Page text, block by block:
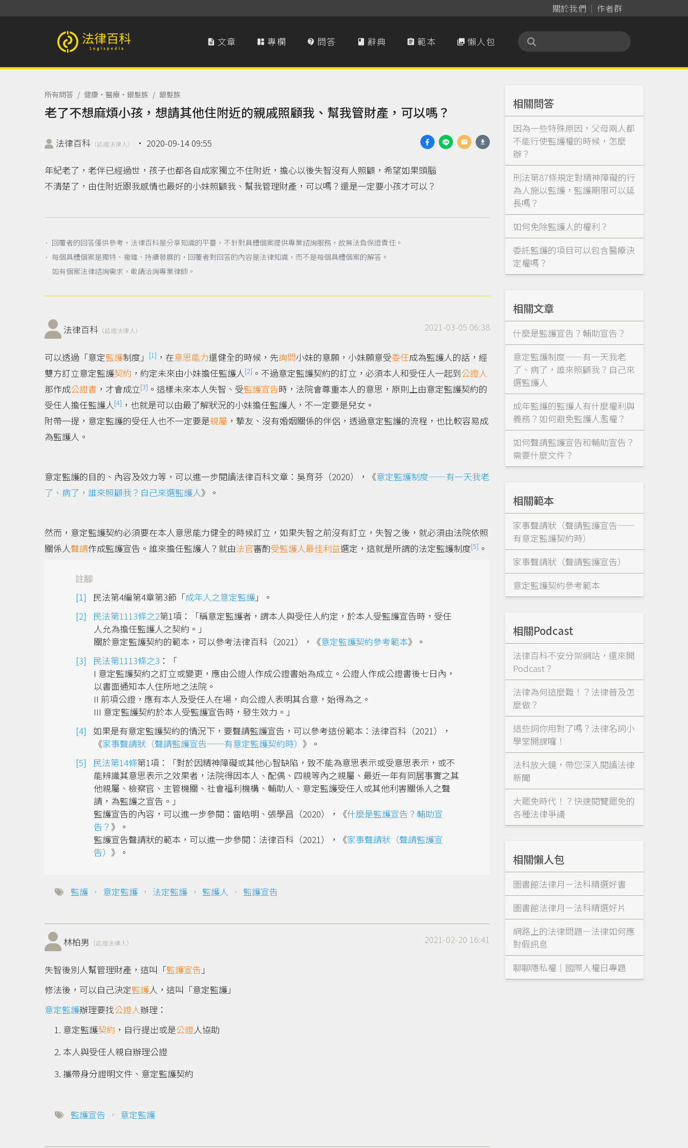
關於我們 作者群
法律百科 Legispedia  文章  專欄  問答  辭典  範本  懶人包
所有問答 / 健康‧醫療‧銀髮族 / 銀髮族
老了不想麻煩小孩，想請其他住附近的親戚照顧我、幫我管財產，可以嗎？
法律百科 （認證法律人） ‧ 2020-09-14 09:55
年紀老了，老伴已經過世，孩子也都各自成家獨立不住附近，擔心以後失智沒有人照顧，希望如果頭腦
不清楚了，由住附近跟我感情也最好的小妹照顧我、幫我管理財產，可以嗎？還是一定要小孩才可以？
． 回覆者的回答僅供參考，法律百科是分享知識的平臺，不針對具體個案提供專業諮詢服務，故無法負保證責任。
． 每個具體個案是獨特、複雜、持續發展的，回覆者對回答的內容是法律知識，而不是每個具體個案的解答。
如有個案法律諮詢需求，敬請洽詢專業律師。
法律百科 （認證法律人） 2021-03-05 06:38
可以透過「意定監護制度」 [1] ，在意思能力還健全的時候，先詢問小妹的意願，小妹願意受委任成為監護人的話，經
雙方訂立意定監護契約 ，約定未來由小妹擔任監護人[2] 。不過意定監護契約的訂立，必須本人和受任人一起到公證人
那作成公證書 ，才會成立[3] 。這樣未來本人失智、受監護宣告時，法院會尊重本人的意思，原則上由意定監護契約的
受任人擔任監護人[4] ，也就是可以由最了解狀況的小妹擔任監護人，不一定要是兒女。
附帶一提，意定監護的受任人也不一定要是親屬 ，摯友、沒有婚姻關係的伴侶，透過意定監護的流程，也比較容易成
為監護人。
意定監護的目的、內容及效力等，可以進一步閱讀法律百科文章：吳育芬（2020），《意定監護制度——有一天我老
了、病了，誰來照顧我？自己來選監護人》。
然而，意定監護契約必須要在本人意思能力健全的時候訂立，如果失智之前沒有訂立，失智之後，就必須由法院依照
關係人聲請作成監護宣告。誰來擔任監護人？就由法官審酌受監護人最佳利益選定，這就是所謂的法定監護制度[5] 。
註腳
民法第4編第4章第3節「成年人之意定監護 」。
民法第1113條之2第1項：「稱意定監護者，謂本人與受任人約定，於本人受監護宣告時，受任
人允為擔任監護人之契約。」
關於意定監護契約的範本，可以參考法律百科（2021），《意定監護契約參考範本》。
民法第1113條之3 ：「
I 意定監護契約之訂立或變更，應由公證人作成公證書始為成立。公證人作成公證書後七日內，
以書面通知本人住所地之法院。
II 前項公證，應有本人及受任人在場，向公證人表明其合意，始得為之。
III 意定監護契約於本人受監護宣告時，發生效力。」
如果是有意定監護契約的情況下，要聲請監護宣告，可以參考這份範本：法律百科（2021），
《家事聲請狀（聲請監護宣告——有意定監護契約時） 》。
民法第14條第1項：「對於因精神障礙或其他心智缺陷，致不能為意思表示或受意思表示，或不
能辨識其意思表示之效果者，法院得因本人、配偶、四親等內之親屬、最近一年有同居事實之其
他親屬、檢察官、主管機關、社會福利機構、輔助人、意定監護受任人或其他利害關係人之聲
請，為監護之宣告。」
監護宣告的內容，可以進一步參閱：雷皓明、張學昌（2020），《什麼是監護宣告？輔助宣
告？ 》。
監護宣告聲請狀的範本，可以進一步參閱：法律百科（2021），《家事聲請狀（聲請監護宣
告） 》。
監護 ， 意定監護 ， 法定監護 ， 監護人 ， 監護宣告
林柏男 （認證法律人） 2021-02-20 16:41
失智後別人幫管理財產，這叫「監護宣告 」
修法後，可以自己決定監護人，這叫「意定監護」
意定監護辦理要找公證人辦理：
意定監護契約 ，自行提出或是公證人協助
本人與受任人親自辦理公證
攜帶身分證明文件、意定監護契約
監護宣告 ， 意定監護
相關問答
因為一些特殊原因，父母兩人都
不能行使監護權的時候，怎麼
辦？
刑法第87條規定對精神障礙的行
為人施以監護，監護期限可以延
長嗎？
如何免除監護人的權利？
委託監護的項目可以包含醫療決
定權嗎？
相關文章
什麼是監護宣告？輔助宣告？
意定監護制度——有一天我老
了、病了，誰來照顧我？自己來
選監護人
成年監護的監護人有什麼權利與
義務？如何避免監護人濫權？
如何聲請監護宣告和輔助宣告？
需要什麼文件？
相關範本
家事聲請狀（聲請監護宣告——
有意定監護契約時）
家事聲請狀（聲請監護宣告）
意定監護契約參考範本
相關Podcast
法律百科不安分架網站，還來開
Podcast？
法律為何這麼難！？法律普及怎
麼做？
這些詞你用對了嗎？法律名詞小
學堂開課囉！
法科放大鏡，帶您深入閱讀法律
新聞
大罷免時代！？快速閱覽罷免的
各種法律爭議
相關懶人包
圖書館法律月－法科精選好書
圖書館法律月－法科精選好片
網路上的法律問題—法律如何應
對假訊息
聊聊隱私權｜國際人權日專題